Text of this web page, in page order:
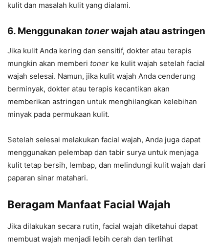
kulit dan masalah kulit yang dialami.
6. Menggunakan tonerwajah atau astringen
Jika kulit Anda kering dan sensitif, dokter atau terapis
mungkin akan memberi toner ke kulit wajah setelah facial
wajah selesai. Namun, jika kulit wajah Anda cenderung
berminyak, dokter atau terapis kecantikan akan
memberikan astringen untuk menghilangkan kelebihan
minyak pada permukaan kulit.
Setelah selesai melakukan facial wajah, Anda juga dapat
menggunakan pelembap dan tabir surya untuk menjaga
kulit tetap bersih, lembap, dan melindungi kulit wajah dari
paparan sinar matahari.
Beragam Manfaat Facial Wajah
Jika dilakukan secara rutin, facial wajah diketahui dapat
membuat wajah menjadi lebih cerah dan terlihat